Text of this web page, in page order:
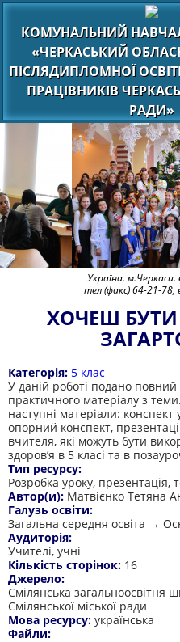
КОМУНАЛЬНИЙ
«ЧЕРКАСЬКИЙ
ПІСЛЯДИПЛОМНОЇ
ПРАЦІВНИКІВ
РАДИ»
Україна.
тел (факс) 64-21-78,
ХОЧЕШ
Категорія: 5 клас
У даній роботі подано повний
практичного матеріалу з
наступні матеріали: конспект
опорний конспект,
вчителя, які можуть бути
здоров’я в 5 класі та в
Тип ресурсу:
Розробка уроку, презентація,
Автор(и): Матвієнко Тетяна
Галузь освіти:
Загальна середня освіта →
Аудиторія:
Учителі, учні
Кількість сторінок: 16
Джерело:
Смілянська загальноосвітня
Смілянської міської ради
Мова ресурсу: українська
Файли: